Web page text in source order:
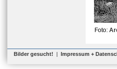
Foto:
Bilder gesucht! | Impressum +